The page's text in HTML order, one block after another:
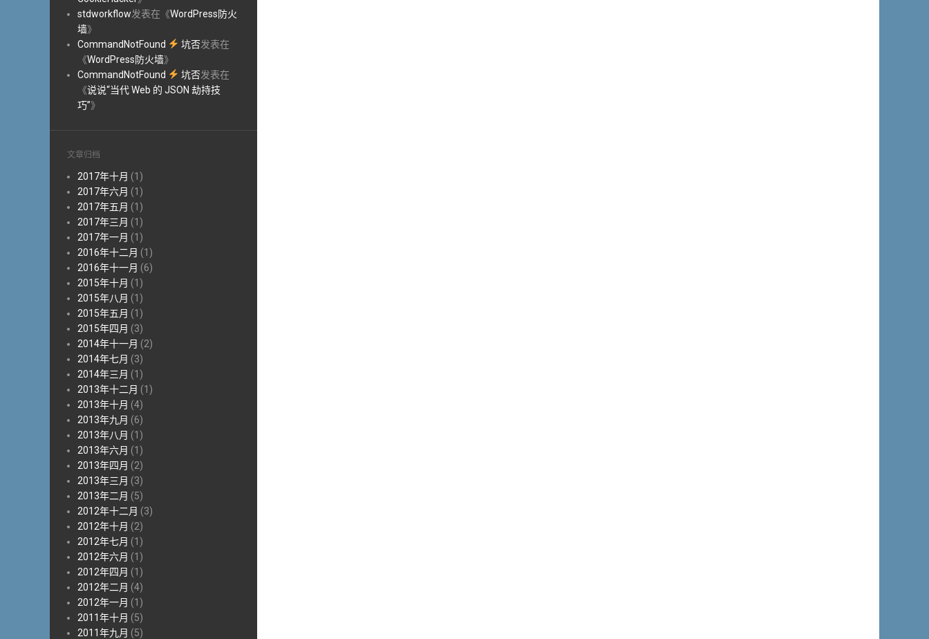
stdworkflow发表在《WordPress防火
墙》
CommandNotFound
坑否发表在
《WordPress防火墙》
CommandNotFound
坑否发表在
《说说“当代 Web 的 JSON 劫持技
巧”》
文章归档
2017年十月 (1)
2017年六月 (1)
2017年五月 (1)
2017年三月 (1)
2017年一月 (1)
2016年十二月 (1)
2016年十一月 (6)
2015年十月 (1)
2015年八月 (1)
2015年五月 (1)
2015年四月 (3)
2014年十一月 (2)
2014年七月 (3)
2014年三月 (1)
2013年十二月 (1)
2013年十月 (4)
2013年九月 (6)
2013年八月 (1)
2013年六月 (1)
2013年四月 (2)
2013年三月 (3)
2013年二月 (5)
2012年十二月 (3)
2012年十月 (2)
2012年七月 (1)
2012年六月 (1)
2012年四月 (1)
2012年二月 (4)
2012年一月 (1)
2011年十月 (5)
2011年九月 (5)